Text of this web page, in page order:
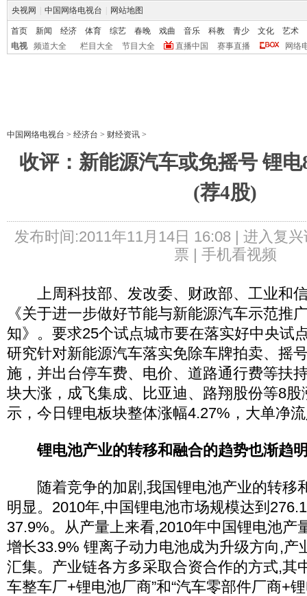
央视网 中国网络电视台 网站地图
首页 新闻 经济 体育 综艺 春晚 戏曲 音乐 科教 青少 文化
艺术
电视
频道大全 栏目大全 节目大全 直播中国 赛事直播 网络
中国网络电视台 > 经济台 > 财经资讯 >
收评：新能源汽车或免摇号 锂
(荐4股)
发布时间:2011年11月14日 16:08 | 进入复兴
票 | 手机看视频
上周科技部、发改委、财政部、工业和
《关于进一步做好节能与新能源汽车示范推
知》。要求25个试点城市要在落实好中央试
研究针对新能源汽车落实免除车牌拍卖、摇
施，并出台停车费、电价、道路通行费等扶
块大涨，成飞集成、比亚迪、路翔股份等8
示，今日锂电板块整体涨幅4.27%，大单净
锂电池产业的转移和融合的趋势也渐趋
随着竞争的加剧,我国锂电池产业的转移
明显。2010年,中国锂电池市场规模达到
37.9%。从产量上来看,2010年中国锂电池产
增长33.9% 锂离子动力电池成为升级方向,产
汇集。产业链各方多采取合资合作的方式,其
车整车厂+锂电池厂商”和“汽车零部件厂商+